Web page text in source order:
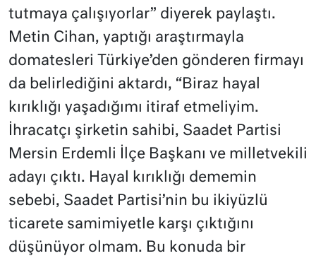
tutmaya çalışıyorlar” diyerek paylaştı.
Metin Cihan, yaptığı araştırmayla
domatesleri Türkiye’den gönderen firmayı
da belirlediğini aktardı, “Biraz hayal
kırıklığı yaşadığımı itiraf etmeliyim.
İhracatçı şirketin sahibi, Saadet Partisi
Mersin Erdemli İlçe Başkanı ve milletvekili
adayı çıktı. Hayal kırıklığı dememin
sebebi, Saadet Partisi’nin bu ikiyüzlü
ticarete samimiyetle karşı çıktığını
düşünüyor olmam. Bu konuda bir